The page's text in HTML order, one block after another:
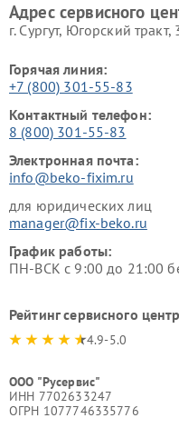
Адрес сервисного
г. Сургут, Югорский тракт,
Горячая линия:
+7 (800) 301-55-83
Контактный телефон:
8 (800) 301-55-83
Электронная почта:
info@beko-fixim.ru
для юридических лиц
manager@fix-beko.ru
График работы:
ПН-ВСК с 9:00 до 21:00
Рейтинг сервисного
4.9-5.0
ООО "Русервис"
ИНН 7702633247
ОГРН 1077746335776